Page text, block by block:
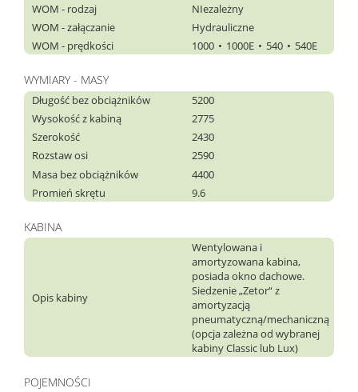
WOM - rodzaj
NIezależny
WOM - załączanie
Hydrauliczne
WOM - prędkości
1000 1000E 540 540E
WYMIARY - MASY
Długość bez obciążników
5200
Wysokość z kabiną
2775
Szerokość
2430
Rozstaw osi
2590
Masa bez obciążników
4400
Promień skrętu
9.6
KABINA
Opis kabiny
Wentylowana i
amortyzowana kabina,
posiada okno dachowe.
Siedzenie „Zetor“ z
amortyzacją
pneumatyczną/mechaniczną
(opcja zależna od wybranej
kabiny Classic lub Lux)
POJEMNOŚCI